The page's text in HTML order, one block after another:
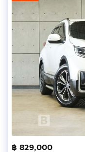
฿ 829,000